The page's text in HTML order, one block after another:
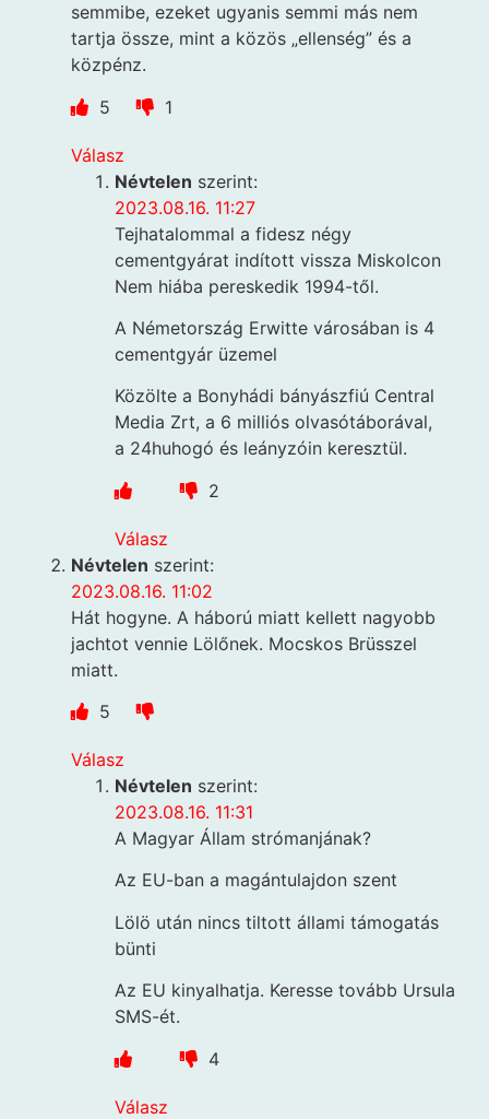
semmibe, ezeket ugyanis semmi más nem
tartja össze, mint a közös „ellenség” és a
közpénz.
5
1
Válasz
Névtelen szerint:
2023.08.16. 11:27
Tejhatalommal a fidesz négy
cementgyárat indított vissza Miskolcon
Nem hiába pereskedik 1994-től.
A Németország Erwitte városában is 4
cementgyár üzemel
Közölte a Bonyhádi bányászfiú Central
Media Zrt, a 6 milliós olvasótáborával,
a 24huhogó és leányzóin keresztül.
2
Válasz
Névtelen szerint:
2023.08.16. 11:02
Hát hogyne. A háború miatt kellett nagyobb
jachtot vennie Lölőnek. Mocskos Brüsszel
miatt.
5
Válasz
Névtelen szerint:
2023.08.16. 11:31
A Magyar Állam strómanjának?
Az EU-ban a magántulajdon szent
Lölö után nincs tiltott állami támogatás
bünti
Az EU kinyalhatja. Keresse tovább Ursula
SMS-ét.
4
Válasz